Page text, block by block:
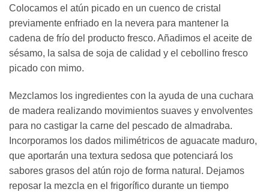
Colocamos el atún picado en un cuenco de cristal
previamente enfriado en la nevera para mantener la
cadena de frío del producto fresco. Añadimos el aceite de
sésamo, la salsa de soja de calidad y el cebollino fresco
picado con mimo.
Mezclamos los ingredientes con la ayuda de una cuchara
de madera realizando movimientos suaves y envolventes
para no castigar la carne del pescado de almadraba.
Incorporamos los dados milimétricos de aguacate maduro,
que aportarán una textura sedosa que potenciará los
sabores grasos del atún rojo de forma natural. Dejamos
reposar la mezcla en el frigorífico durante un tiempo